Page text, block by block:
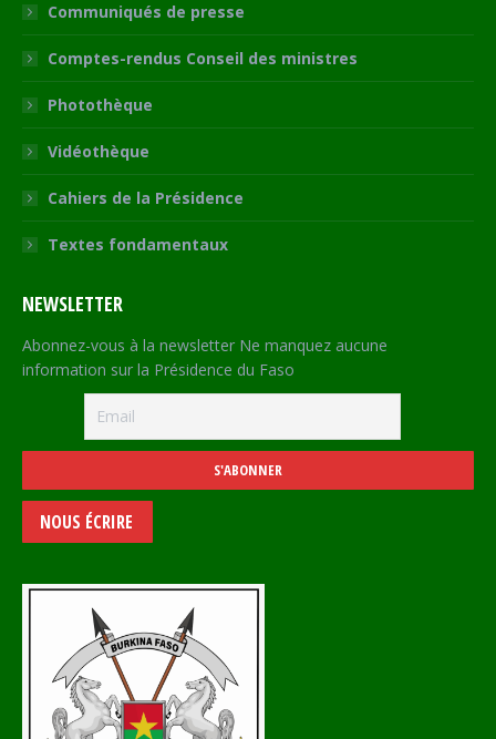
Communiqués de presse
Comptes-rendus Conseil des ministres
Photothèque
Vidéothèque
Cahiers de la Présidence
Textes fondamentaux
NEWSLETTER
Abonnez-vous à la newsletter Ne manquez aucune
information sur la Présidence du Faso
NOUS ÉCRIRE